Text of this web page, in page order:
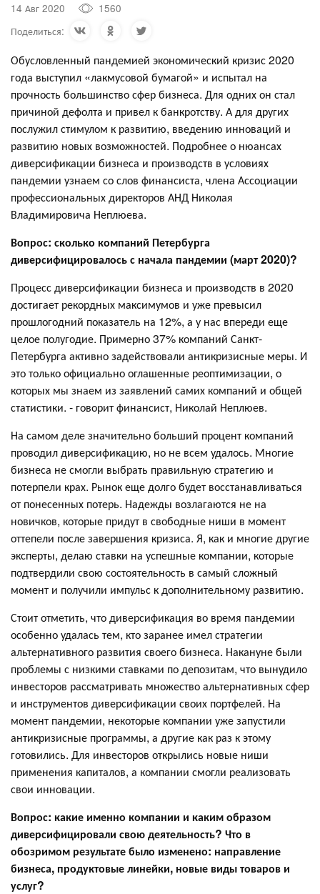
14 Авг 2020
1560
Поделиться:
Обусловленный пандемией экономический кризис 2020
года выступил «лакмусовой бумагой» и испытал на
прочность большинство сфер бизнеса. Для одних он стал
причиной дефолта и привел к банкротству. А для других
послужил стимулом к развитию, введению инноваций и
развитию новых возможностей. Подробнее о нюансах
диверсификации бизнеса и производств в условиях
пандемии узнаем со слов финансиста, члена Ассоциации
профессиональных директоров АНД Николая
Владимировича Неплюева.
Вопрос: сколько компаний Петербурга
диверсифицировалось с начала пандемии (март 2020)?
Процесс диверсификации бизнеса и производств в 2020
достигает рекордных максимумов и уже превысил
прошлогодний показатель на 12%, а у нас впереди еще
целое полугодие. Примерно 37% компаний Санкт-
Петербурга активно задействовали антикризисные меры. И
это только официально оглашенные реоптимизации, о
которых мы знаем из заявлений самих компаний и общей
статистики. - говорит финансист, Николай Неплюев.
На самом деле значительно больший процент компаний
проводил диверсификацию, но не всем удалось. Многие
бизнеса не смогли выбрать правильную стратегию и
потерпели крах. Рынок еще долго будет восстанавливаться
от понесенных потерь. Надежды возлагаются не на
новичков, которые придут в свободные ниши в момент
оттепели после завершения кризиса. Я, как и многие другие
эксперты, делаю ставки на успешные компании, которые
подтвердили свою состоятельность в самый сложный
момент и получили импульс к дополнительному развитию.
Стоит отметить, что диверсификация во время пандемии
особенно удалась тем, кто заранее имел стратегии
альтернативного развития своего бизнеса. Накануне были
проблемы с низкими ставками по депозитам, что вынудило
инвесторов рассматривать множество альтернативных сфер
и инструментов диверсификации своих портфелей. На
момент пандемии, некоторые компании уже запустили
антикризисные программы, а другие как раз к этому
готовились. Для инвесторов открылись новые ниши
применения капиталов, а компании смогли реализовать
свои инновации.
Вопрос: какие именно компании и каким образом
диверсифицировали свою деятельность? Что в
обозримом результате было изменено: направление
бизнеса, продуктовые линейки, новые виды товаров и
услуг?